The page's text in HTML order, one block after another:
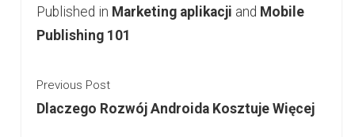
Published in Marketing aplikacji and Mobile
Publishing 101
Previous Post
Dlaczego Rozwój Androida Kosztuje Więcej